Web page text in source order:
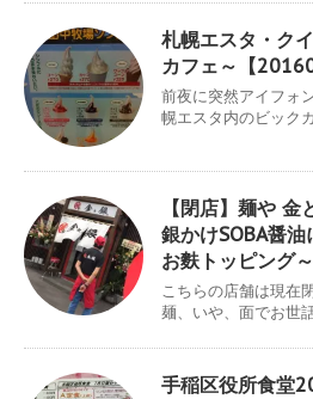
札幌エスタ・ク
カフェ～【
前夜に突然アイフォ
幌エスタ内のビック
【閉店】麺や
銀かけSOBA醤
お麩トッピング
こちらの店舗は現在
麺、いや、面でお世
手稲区役所食堂